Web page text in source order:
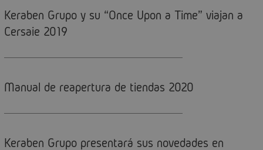
Keraben Grupo y su “Once Upon a Time” viajan a
Cersaie 2019
Manual de reapertura de tiendas 2020
Keraben Grupo presentará sus novedades en